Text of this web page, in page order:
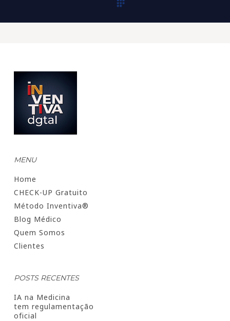
MENU
Home
CHECK-UP Gratuito
Método Inventiva®
Blog Médico
Quem Somos
Clientes
POSTS RECENTES
IA na Medicina
tem regulamentação
oficial